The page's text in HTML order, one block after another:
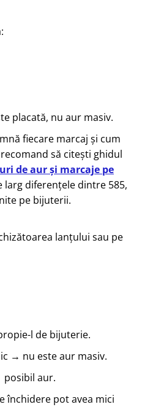
placată, nu aur masiv.
fiecare marcaj și cum
să citești ghidul
de aur și marcaje pe
larg diferențele dintre 585,
pe bijuterii.
lanțului sau pe
l de bijuterie.
→ nu este aur masiv.
posibil aur.
închidere pot avea mici